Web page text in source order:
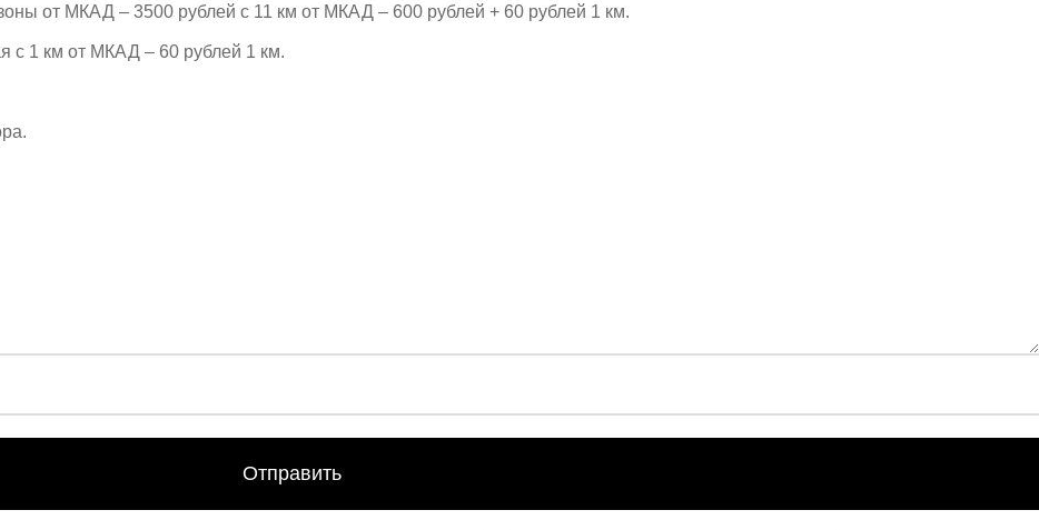
от МКАД – 3500 рублей с 11 км от МКАД – 600 рублей + 60 рублей 1 км.
с 1 км от МКАД – 60 рублей 1 км.